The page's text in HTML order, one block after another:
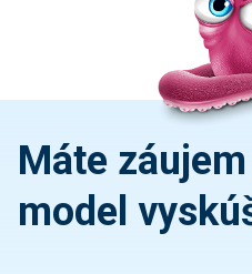
Máte
model